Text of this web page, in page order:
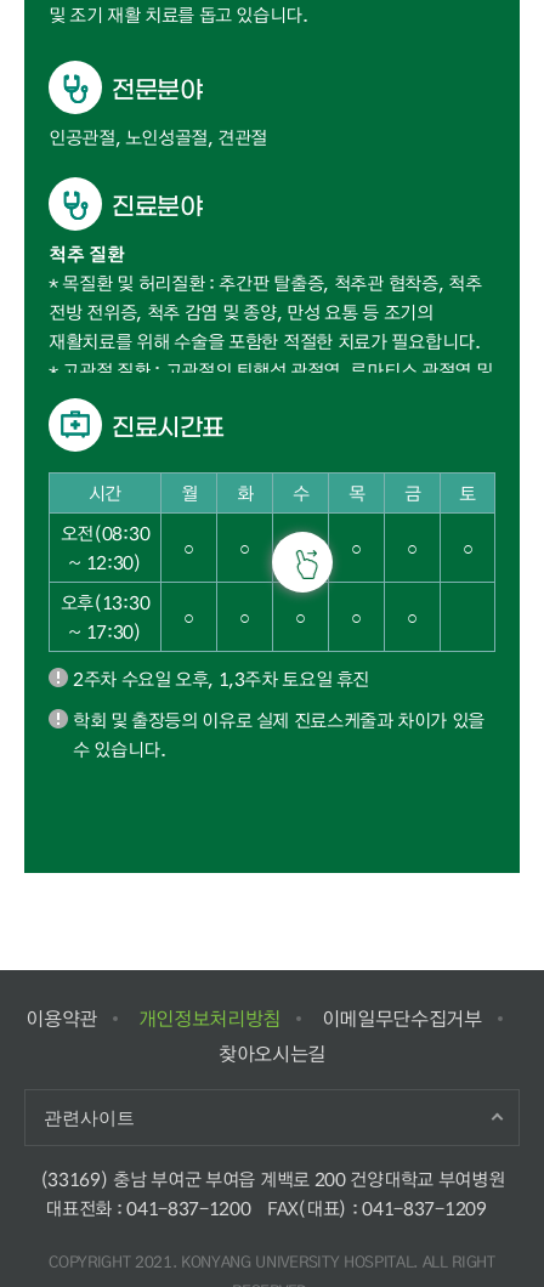
및 조기 재활 치료를 돕고 있습니다.
전문분야
인공관절, 노인성골절, 견관절
진료분야
척추 질환
* 목질환 및 허리질환 : 추간판 탈출증, 척추관 협착증, 척추
전방 전위증, 척추 감염 및 종양, 만성 요통 등 조기의
재활치료를 위해 수술을 포함한 적절한 치료가 필요합니다.
* 고관절 질환 : 고관절의 퇴행성 관절염, 류마티스 관절염 및
외상 후 발생한 관절염에 대한 진단 및 치료를 시행합니다.
* 외상학 및 사지골절 : 외상 후 발생하는 일반 골절에 대해
진단 및 치료를 합니다.
골다공증
골량의 감소와 함께 뼈의 미세구조의 변화에 의하여 적은
충격에도 쉽게 골절이 발생되는 질환입니다. 이러한
골다공증은 여성의 경우 50대에서는 5~10%, 60대에서는
25~30%, 70대에서는 65~75% 정도이며 80대의
경우에는 거의 대부분에서 발생됩니다.
진료시간표
진료시간표 - 시간(오전, 오후), 월, 화, 수, 목, 금, 토 정보제공
시간 월 화 수 목 금
토
오전(08:30
~ 12:30)
○ ○ ○ ○ ○ ○
오후(13:30
~ 17:30)
○ ○ ○ ○ ○
2주차 수요일 오후, 1,3주차 토요일 휴진
학회 및 출장등의 이유로 실제 진료스케줄과 차이가 있을
수 있습니다.
이용약관 개인정보처리방침
이메일무단수집거부
찾아오시는길
관련사이트
(33169) 충남 부여군 부여읍 계백로 200 건양대학교 부여병원
대표전화 :041-837-1200 FAX(대표) : 041-837-1209
COPYRIGHT 2021. KONYANG UNIVERSITY HOSPITAL. ALL RIGHT